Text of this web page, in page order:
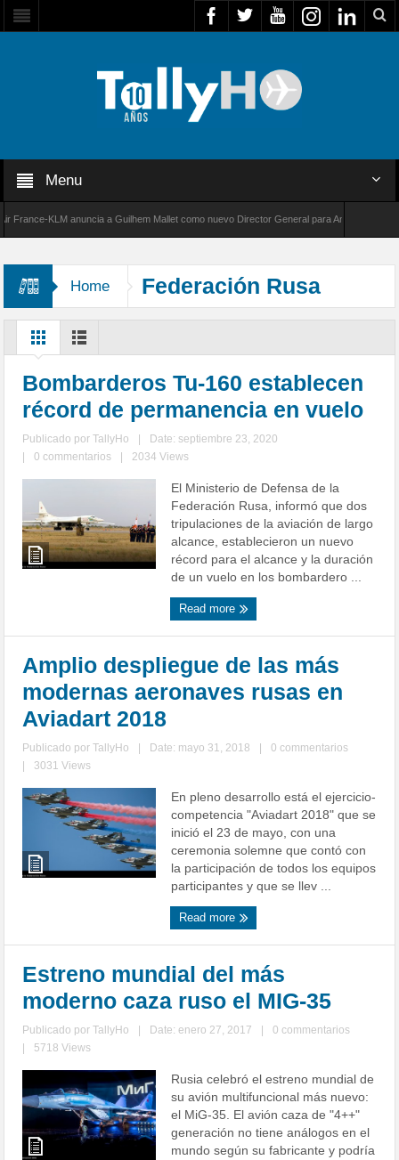
Menu
KLM anuncia a Guilhem Mallet como nuevo Director General para América Latina
Home Federación Rusa
Bombarderos Tu-160 establecen
récord de permanencia en vuelo
Publicado porTallyHo
Date: septiembre 23, 2020
0 commentarios 2034 Views
El Ministerio de Defensa de la
Federación Rusa, informó que dos
tripulaciones de la aviación de largo
alcance, establecieron un nuevo
récord para el alcance y la duración
de un vuelo en los bombardero ...
Read more
Amplio despliegue de las más
modernas aeronaves rusas en
Aviadart 2018
Publicado porTallyHo Date: mayo 31, 2018
0 commentarios
3031 Views
En pleno desarrollo está el ejercicio-
competencia "Aviadart 2018" que se
inició el 23 de mayo, con una
ceremonia solemne que contó con
la participación de todos los equipos
participantes y que se llev ...
Read more
Estreno mundial del más
moderno caza ruso el MIG-35
Publicado porTallyHo Date: enero 27, 2017
0 commentarios
5718 Views
Rusia celebró el estreno mundial de
su avión multifuncional más nuevo:
el MiG-35. El avión caza de "4++"
generación no tiene análogos en el
mundo según su fabricante y podría